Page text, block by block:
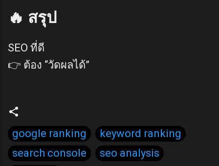
🔥 สรุป
SEO ที่ดี
👉 ต้อง “วัดผลได้”
google ranking
keyword ranking
search console
seo analysis